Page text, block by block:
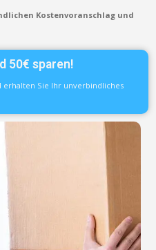
Kostenvoranschlag und
50€ sparen!
erhalten Sie Ihr unverbindliches